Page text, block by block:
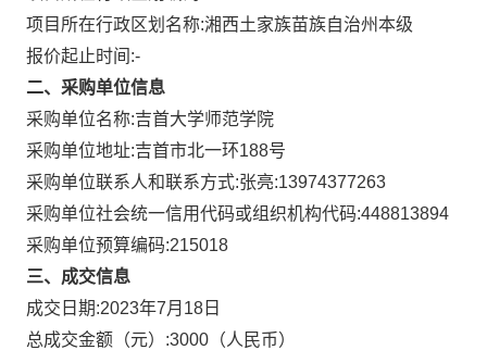
项目所在行政区划名称:湘西土家族苗族自治州本级
报价起止时间:-
二、采购单位信息
采购单位名称:吉首大学师范学院
采购单位地址:吉首市北一环188号
采购单位联系人和联系方式:张亮:13974377263
采购单位社会统一信用代码或组织机构代码:448813894
采购单位预算编码:215018
三、成交信息
成交日期:2023年7月18日
总成交金额（元）:3000 （人民币）